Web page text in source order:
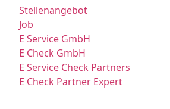
Stellenangebot
Job
E Service GmbH
E Check GmbH
E Service Check Partners
E Check Partner Expert